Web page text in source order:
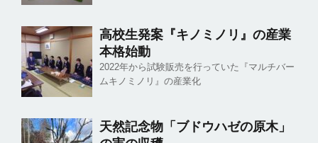
高校生発案『キノミノリ』の産業
本格始動
2022年から試験販売を行っていた『マルチバー
ムキノミノリ』の産業化
天然記念物「ブドウハゼの原木」